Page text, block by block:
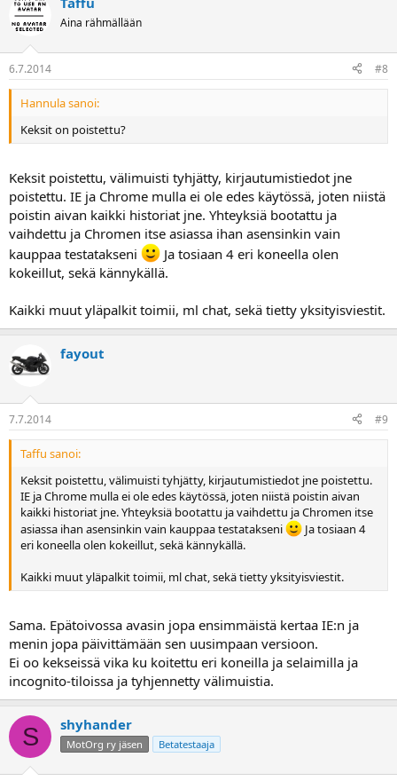
Aina rähmällään
6.7.2014 #8
Hannula sanoi:
Keksit on poistettu?
Keksit poistettu, välimuisti tyhjätty, kirjautumistiedot jne
poistettu. IE ja Chrome mulla ei ole edes käytössä, joten niistä
poistin aivan kaikki historiat jne. Yhteyksiä bootattu ja
vaihdettu ja Chromen itse asiassa ihan asensinkin vain
kauppaa testatakseni
Ja tosiaan 4 eri koneella olen
kokeillut, sekä kännykällä.
Kaikki muut yläpalkit toimii, ml chat, sekä tietty yksityisviestit.
fayout
7.7.2014 #9
Taffu sanoi:
Keksit poistettu, välimuisti tyhjätty, kirjautumistiedot jne poistettu.
IE ja Chrome mulla ei ole edes käytössä, joten niistä poistin aivan
kaikki historiat jne. Yhteyksiä bootattu ja vaihdettu ja Chromen itse
asiassa ihan asensinkin vain kauppaa testatakseni
Ja tosiaan 4
eri koneella olen kokeillut, sekä kännykällä.
Kaikki muut yläpalkit toimii, ml chat, sekä tietty yksityisviestit.
Sama. Epätoivossa avasin jopa ensimmäistä kertaa IE:n ja
menin jopa päivittämään sen uusimpaan versioon.
Ei oo kekseissä vika ku koitettu eri koneilla ja selaimilla ja
incognito-tiloissa ja tyhjennetty välimuistia.
S shyhander
MotOrg ry jäsen Betatestaaja